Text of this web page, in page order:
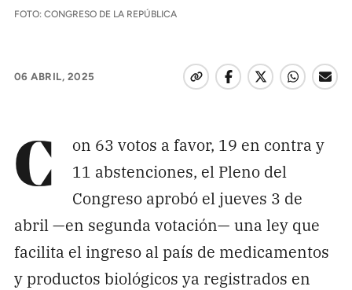
FOTO: CONGRESO DE LA REPÚBLICA
06 ABRIL, 2025
C
on 63 votos a favor, 19 en contra y
11 abstenciones, el Pleno del
Congreso aprobó el jueves 3 de
abril —en segunda votación— una ley que
facilita el ingreso al país de medicamentos
y productos biológicos ya registrados en